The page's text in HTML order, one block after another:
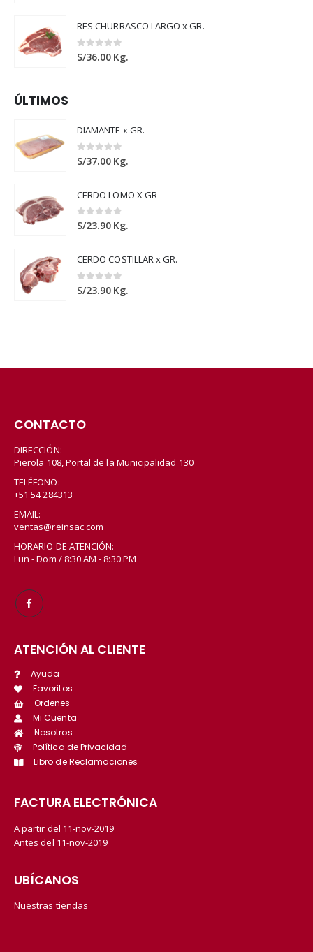
RES CHURRASCO LARGO x GR.
0out of 5
S/36.00 Kg.
ÚLTIMOS
DIAMANTE x GR.
0out of 5
S/37.00 Kg.
CERDO LOMO X GR
0out of 5
S/23.90 Kg.
CERDO COSTILLAR x GR.
0out of 5
S/23.90 Kg.
CONTACTO
DIRECCIÓN:
Pierola 108, Portal de la Municipalidad 130
TELÉFONO:
+51 54 284313
EMAIL:
ventas@reinsac.com
HORARIO DE ATENCIÓN:
Lun - Dom / 8:30 AM - 8:30 PM
ATENCIÓN AL CLIENTE
Ayuda
Favoritos
Ordenes
Mi Cuenta
Nosotros
Política de Privacidad
Libro de Reclamaciones
FACTURA ELECTRÓNICA
A partir del 11-nov-2019
Antes del 11-nov-2019
UBÍCANOS
Nuestras tiendas